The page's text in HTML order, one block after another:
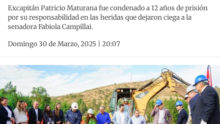
Excapitán Patricio Maturana fue condenado a 12 años de prisión
por su responsabilidad en las heridas que dejaron ciega a la
senadora Fabiola Campillai.
Domingo 30 de Marzo, 2025 | 20:07